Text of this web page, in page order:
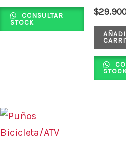
CONSULTAR
STOCK
$29.900